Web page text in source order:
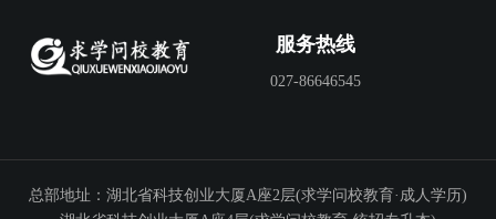
服务热线
027-86646545
总部地址：湖北省科技创业大厦A座2层(求学问校教育·成人学历)